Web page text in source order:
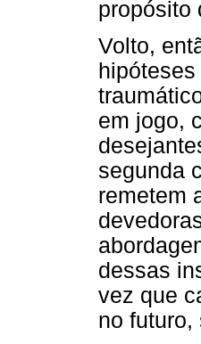
propósito
Volto,
em jogo,
segunda
remetem
dessas
vez que
no futuro,